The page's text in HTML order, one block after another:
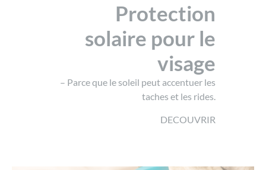
Protection
solaire pour le
visage
– Parce que le soleil peut accentuer les
taches et les rides.
DECOUVRIR